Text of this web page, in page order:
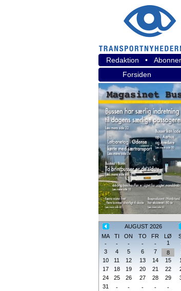
Redaktion •
Forsiden
AUGUST 2026
MA
TI ON TO FR LØ
-
- - - - 1
3
4 5 6 7 8
10
11 12 13 14 15
17
18 19 20 21 22
24
25 26 27 28 29
31
- - - - -